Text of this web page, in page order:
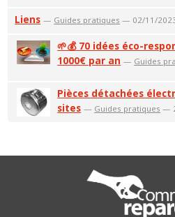
Liens — Guides pratiques — 02/11/
🌱💰 70 idées éco-
1000€ par an — Guides
Pièces détachées
sites — Guides pratiques —